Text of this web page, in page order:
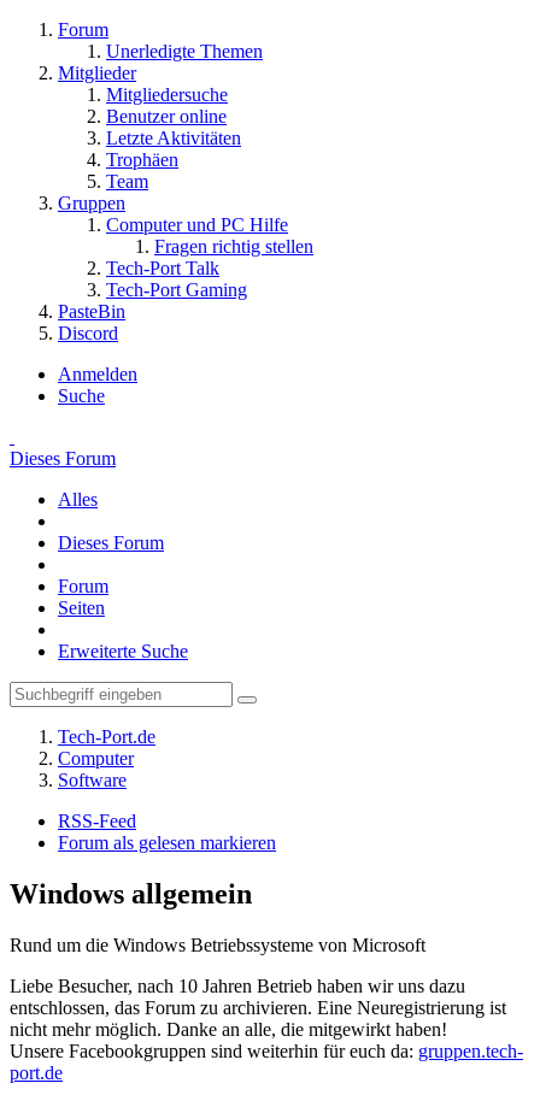
Forum
Unerledigte Themen
Mitglieder
Mitgliedersuche
Benutzer online
Letzte Aktivitäten
Trophäen
Team
Gruppen
Computer und PC Hilfe
Fragen richtig stellen
Tech-Port Talk
Tech-Port Gaming
PasteBin
Discord
Anmelden
Suche
Dieses Forum
Alles
Dieses Forum
Forum
Seiten
Erweiterte Suche
Tech-Port.de
Computer
Software
RSS-Feed
Forum als gelesen markieren
Windows allgemein
Rund um die Windows Betriebssysteme von Microsoft
Liebe Besucher, nach 10 Jahren Betrieb haben wir uns dazu
entschlossen, das Forum zu archivieren. Eine Neuregistrierung ist
nicht mehr möglich. Danke an alle, die mitgewirkt haben!
Unsere Facebookgruppen sind weiterhin für euch da: gruppen.tech-
port.de